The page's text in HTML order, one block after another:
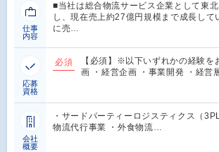
仕事
内容
■当社は総合物流サービス企業として東
し、現在売上約27億円規模まで成長し
に売…
応募
資格
必須
【必須】※以下いずれかの経験を
画 ・経営企画 ・事業開発 ・経営
会社
概要
・サードパーティーロジスティクス（
物流代行事業 ・外食物流…